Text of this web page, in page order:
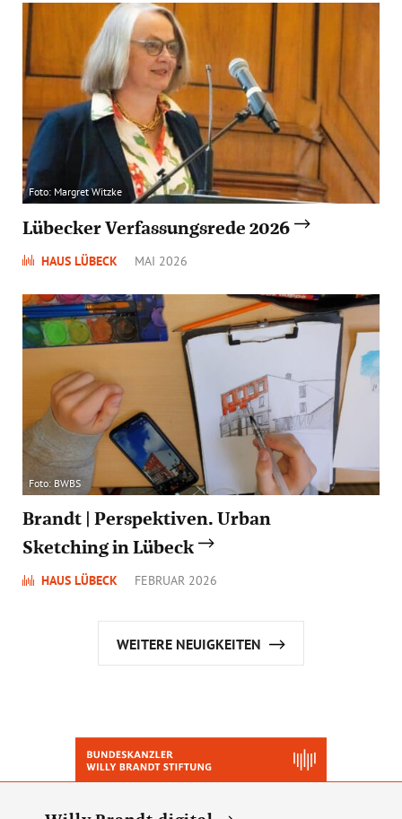
Foto: Margret Witzke
Lübecker Verfassungsrede 2026
HAUS LÜBECK MAI 2026
Foto: BWBS
Brandt | Perspektiven. Urban
Sketching in Lübeck
HAUS LÜBECK FEBRUAR 2026
WEITERE NEUIGKEITEN